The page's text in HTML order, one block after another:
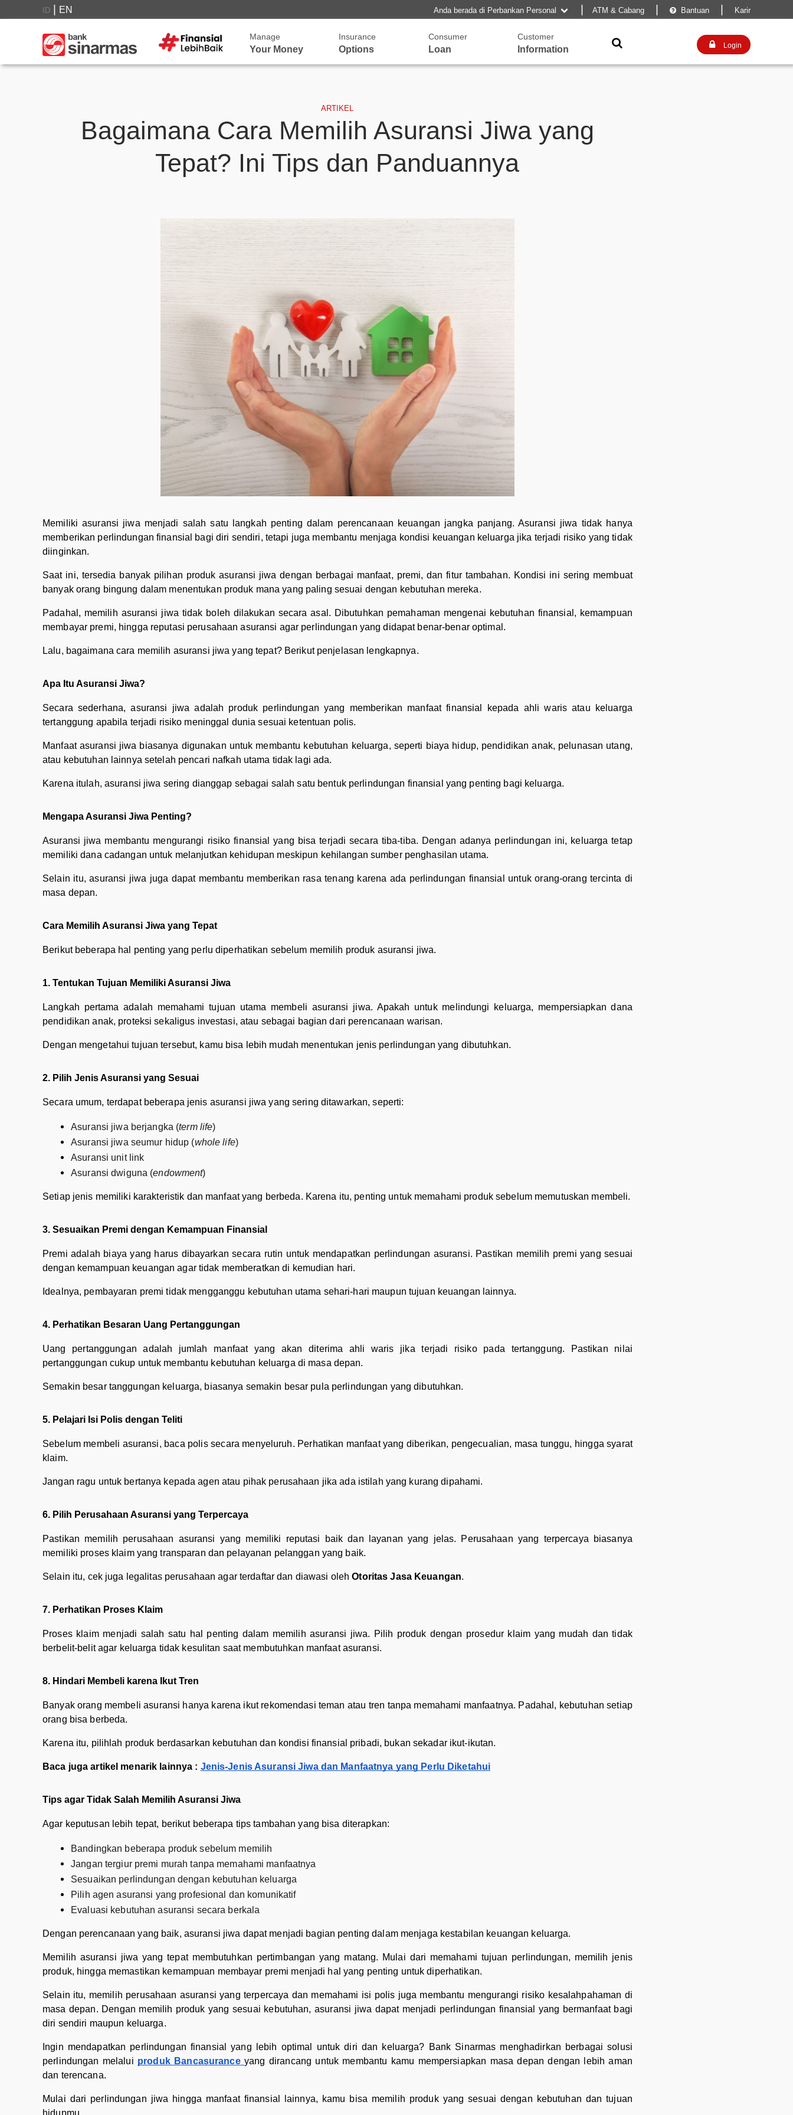
ID EN Anda berada di Perbankan Personal  |ATM & Cabang  Bantuan Karir
Manage
Your Money
Insurance
Options
Consumer
Loan
Customer
Information
  Login
ARTIKEL
Bagaimana Cara Memilih Asuransi Jiwa yang
Tepat? Ini Tips dan Panduannya
Memiliki asuransi jiwa menjadi salah satu langkah penting dalam perencanaan keuangan jangka panjang. Asuransi jiwa tidak hanya
memberikan perlindungan finansial bagi diri sendiri, tetapi juga membantu menjaga kondisi keuangan keluarga jika terjadi risiko yang tidak
diinginkan.
Saat ini, tersedia banyak pilihan produk asuransi jiwa dengan berbagai manfaat, premi, dan fitur tambahan. Kondisi ini sering membuat
banyak orang bingung dalam menentukan produk mana yang paling sesuai dengan kebutuhan mereka.
Padahal, memilih asuransi jiwa tidak boleh dilakukan secara asal. Dibutuhkan pemahaman mengenai kebutuhan finansial, kemampuan
membayar premi, hingga reputasi perusahaan asuransi agar perlindungan yang didapat benar-benar optimal.
Lalu, bagaimana cara memilih asuransi jiwa yang tepat? Berikut penjelasan lengkapnya.
Apa Itu Asuransi Jiwa?
Secara sederhana, asuransi jiwa adalah produk perlindungan yang memberikan manfaat finansial kepada ahli waris atau keluarga
tertanggung apabila terjadi risiko meninggal dunia sesuai ketentuan polis.
Manfaat asuransi jiwa biasanya digunakan untuk membantu kebutuhan keluarga, seperti biaya hidup, pendidikan anak, pelunasan utang,
atau kebutuhan lainnya setelah pencari nafkah utama tidak lagi ada.
Karena itulah, asuransi jiwa sering dianggap sebagai salah satu bentuk perlindungan finansial yang penting bagi keluarga.
Mengapa Asuransi Jiwa Penting?
Asuransi jiwa membantu mengurangi risiko finansial yang bisa terjadi secara tiba-tiba. Dengan adanya perlindungan ini, keluarga tetap
memiliki dana cadangan untuk melanjutkan kehidupan meskipun kehilangan sumber penghasilan utama.
Selain itu, asuransi jiwa juga dapat membantu memberikan rasa tenang karena ada perlindungan finansial untuk orang-orang tercinta di
masa depan.
Cara Memilih Asuransi Jiwa yang Tepat
Berikut beberapa hal penting yang perlu diperhatikan sebelum memilih produk asuransi jiwa.
1. Tentukan Tujuan Memiliki Asuransi Jiwa
Langkah pertama adalah memahami tujuan utama membeli asuransi jiwa. Apakah untuk melindungi keluarga, mempersiapkan dana
pendidikan anak, proteksi sekaligus investasi, atau sebagai bagian dari perencanaan warisan.
Dengan mengetahui tujuan tersebut, kamu bisa lebih mudah menentukan jenis perlindungan yang dibutuhkan.
2. Pilih Jenis Asuransi yang Sesuai
Secara umum, terdapat beberapa jenis asuransi jiwa yang sering ditawarkan, seperti:
Asuransi jiwa berjangka (term life)
Asuransi jiwa seumur hidup (whole life)
Asuransi unit link
Asuransi dwiguna (endowment)
Setiap jenis memiliki karakteristik dan manfaat yang berbeda. Karena itu, penting untuk memahami produk sebelum memutuskan membeli.
3. Sesuaikan Premi dengan Kemampuan Finansial
Premi adalah biaya yang harus dibayarkan secara rutin untuk mendapatkan perlindungan asuransi. Pastikan memilih premi yang sesuai
dengan kemampuan keuangan agar tidak memberatkan di kemudian hari.
Idealnya, pembayaran premi tidak mengganggu kebutuhan utama sehari-hari maupun tujuan keuangan lainnya.
4. Perhatikan Besaran Uang Pertanggungan
Uang pertanggungan adalah jumlah manfaat yang akan diterima ahli waris jika terjadi risiko pada tertanggung. Pastikan nilai
pertanggungan cukup untuk membantu kebutuhan keluarga di masa depan.
Semakin besar tanggungan keluarga, biasanya semakin besar pula perlindungan yang dibutuhkan.
5. Pelajari Isi Polis dengan Teliti
Sebelum membeli asuransi, baca polis secara menyeluruh. Perhatikan manfaat yang diberikan, pengecualian, masa tunggu, hingga syarat
klaim.
Jangan ragu untuk bertanya kepada agen atau pihak perusahaan jika ada istilah yang kurang dipahami.
6. Pilih Perusahaan Asuransi yang Terpercaya
Pastikan memilih perusahaan asuransi yang memiliki reputasi baik dan layanan yang jelas. Perusahaan yang terpercaya biasanya
memiliki proses klaim yang transparan dan pelayanan pelanggan yang baik.
Selain itu, cek juga legalitas perusahaan agar terdaftar dan diawasi olehOtoritas Jasa Keuangan.
7. Perhatikan Proses Klaim
Proses klaim menjadi salah satu hal penting dalam memilih asuransi jiwa. Pilih produk dengan prosedur klaim yang mudah dan tidak
berbelit-belit agar keluarga tidak kesulitan saat membutuhkan manfaat asuransi.
8. Hindari Membeli karena Ikut Tren
Banyak orang membeli asuransi hanya karena ikut rekomendasi teman atau tren tanpa memahami manfaatnya. Padahal, kebutuhan setiap
orang bisa berbeda.
Karena itu, pilihlah produk berdasarkan kebutuhan dan kondisi finansial pribadi, bukan sekadar ikut-ikutan.
Baca juga artikel menarik lainnya : Jenis-Jenis Asuransi Jiwa dan Manfaatnya yang Perlu Diketahui
Tips agar Tidak Salah Memilih Asuransi Jiwa
Agar keputusan lebih tepat, berikut beberapa tips tambahan yang bisa diterapkan:
Bandingkan beberapa produk sebelum memilih
Jangan tergiur premi murah tanpa memahami manfaatnya
Sesuaikan perlindungan dengan kebutuhan keluarga
Pilih agen asuransi yang profesional dan komunikatif
Evaluasi kebutuhan asuransi secara berkala
Dengan perencanaan yang baik, asuransi jiwa dapat menjadi bagian penting dalam menjaga kestabilan keuangan keluarga.
Memilih asuransi jiwa yang tepat membutuhkan pertimbangan yang matang. Mulai dari memahami tujuan perlindungan, memilih jenis
produk, hingga memastikan kemampuan membayar premi menjadi hal yang penting untuk diperhatikan.
Selain itu, memilih perusahaan asuransi yang terpercaya dan memahami isi polis juga membantu mengurangi risiko kesalahpahaman di
masa depan. Dengan memilih produk yang sesuai kebutuhan, asuransi jiwa dapat menjadi perlindungan finansial yang bermanfaat bagi
diri sendiri maupun keluarga.
Ingin mendapatkan perlindungan finansial yang lebih optimal untuk diri dan keluarga? Bank Sinarmas menghadirkan berbagai solusi
perlindungan melalui produk Bancasurance yang dirancang untuk membantu kamu mempersiapkan masa depan dengan lebih aman
dan terencana.
Mulai dari perlindungan jiwa hingga manfaat finansial lainnya, kamu bisa memilih produk yang sesuai dengan kebutuhan dan tujuan